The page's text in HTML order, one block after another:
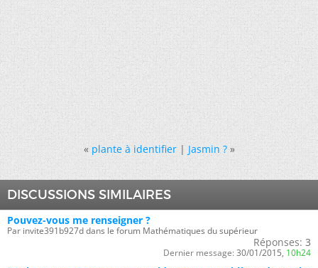
« plante à identifier|Jasmin ? »
DISCUSSIONS SIMILAIRES
Pouvez-vous me renseigner ?
Par invite391b927d dans le forum Mathématiques du supérieur
Réponses: 3
Dernier message: 30/01/2015, 10h24